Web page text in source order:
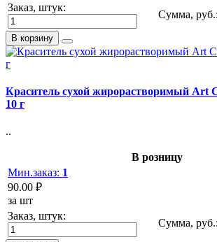
Заказ, штук:
Сумма, руб.:
В корзину
Краситель сухой жирорастворимый
10 г
..
В розницу
Мин.заказ: 1
90.00 ₽
за шт
Заказ, штук:
Сумма, руб.: